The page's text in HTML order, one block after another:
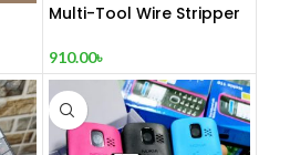
Multi-Tool Wire Stripper
910.00৳